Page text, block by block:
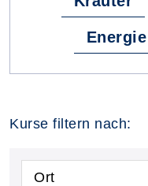
Kurse filtern nach:
Ort